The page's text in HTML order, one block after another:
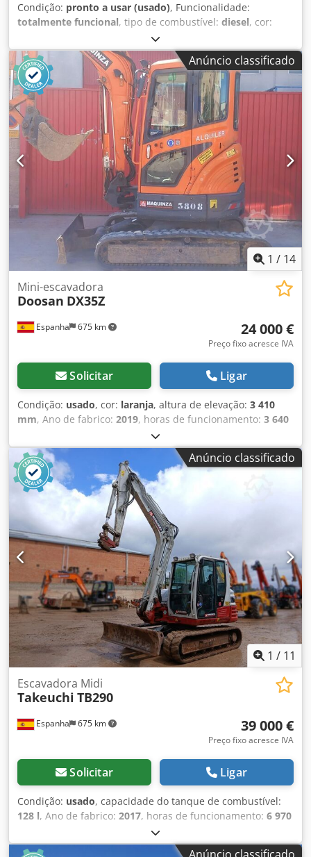
Condição: pronto a usar (usado), Funcionalidade:
totalmente funcional, tipo de combustível: diesel, cor:
, estado da corrente:
percentagem, número de lugares:1, tipo de mastro:
mono, Ano de fabrico:2019, horas de funcionamento:
4 805 h, Equipamento:ar condicionado, baixo nível de
ruído, computador de bordo, esteiras de borracha, faróis
adicionais, martelo hidráulico, Escavadora de esteiras de
borracha Hitachi ZX85USB85-6 4.805 horas 1 concha
Lâmina frontal Em muito bom estado geral Pronta para
uso. Dksdpfx Aozta Uljaier Mais informações no site da
Almerisan.
Anúncio classificado
1 / 14
Espanha 675 km
Mini-escavadora
Doosan DX35Z
24 000 €
Preço fixo acresce IVA
Solicitar Ligar
Condição: usado, cor: laranja, altura de elevação: 3 410
mm, Ano de fabrico: 2019, horas de funcionamento: 3 640
, Ano de fabrico: 2019 Dodpfxoxqfb Es Aaijkr Utilização:
Construção civil Peso vazio: 3.500 kg Dimensões (C x L x A):
465 x 170 x 252 cm
Anúncio classificado
1 / 11
Espanha 675 km
Escavadora Midi
Takeuchi TB290
39 000 €
Preço fixo acresce IVA
Solicitar Ligar
Condição: usado, capacidade do tanque de combustível:
128 l, Ano de fabrico: 2017, horas de funcionamento: 6 970
, Peso vazio: 9.000 kg Dimensões (C x L x A): 699 x 220 x
257 cm Dkedpfx Aezdud Aoaijr Largura da esteira: 45 cm